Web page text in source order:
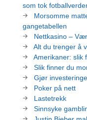
som tok
Morsomme
gangetabellen
Nettkasino –
Alt du trenger å
Amerikaner: slik
Slik finner du
Gjør
Poker på nett
Lastetrekk
Sinnsyke